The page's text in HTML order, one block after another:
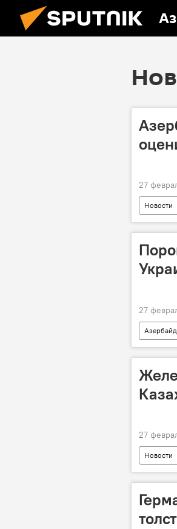
27
Новости
27
27
Новости